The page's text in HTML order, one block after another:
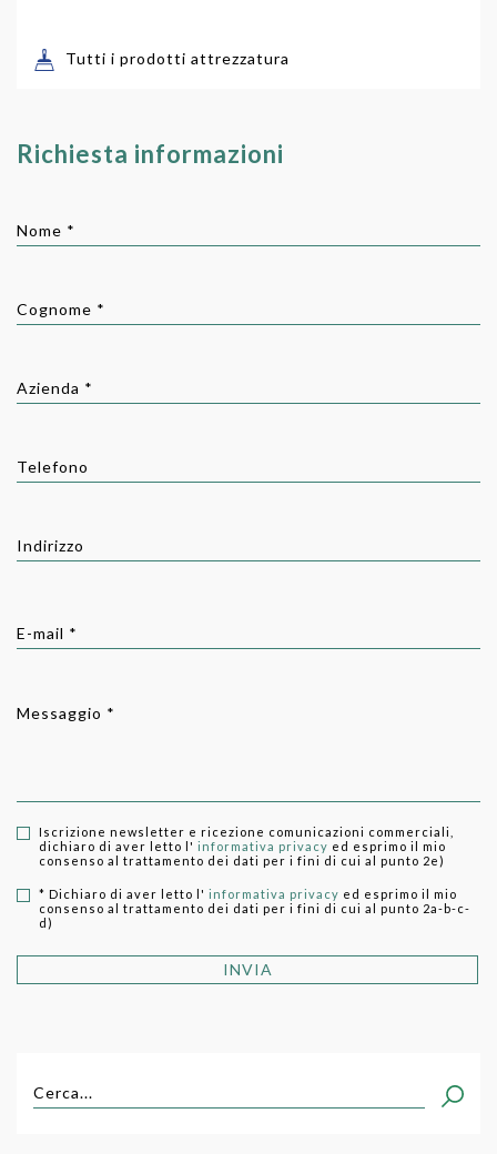
Tutti i prodotti attrezzatura
Richiesta informazioni
Nome *
Cognome *
Azienda *
Telefono
Indirizzo
E-mail *
Messaggio *
Iscrizione newsletter e ricezione comunicazioni commerciali,
dichiaro di aver letto l' informativa privacy ed esprimo il mio
consenso al trattamento dei dati per i fini di cui al punto 2e)
* Dichiaro di aver letto l' informativa privacy ed esprimo il mio
consenso al trattamento dei dati per i fini di cui al punto 2a-b-c-
d)
INVIA
Cerca...